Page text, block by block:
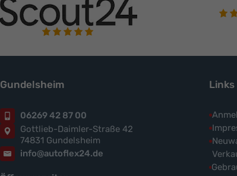
Gundelsheim
06269 42 87 00
Gottlieb-Daimler-Straße 42
74831 Gundelsheim
info@autoflex24.de
Links